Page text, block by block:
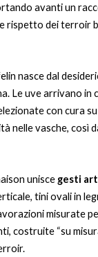
avanti un
rispetto dei terroir
nasce dal
Le uve arrivano in
con cura
nelle vasche, così
unisce gesti
tini ovali in
misurate
costruite “su